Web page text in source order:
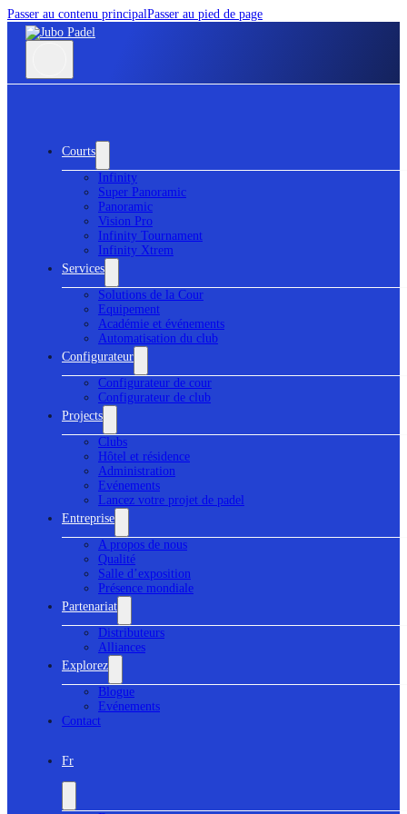
Passer au contenu principalPasser au pied de page
Courts
Infinity
Super Panoramic
Panoramic
Vision Pro
Infinity Tournament
Infinity Xtrem
Services
Solutions de la Cour
Equipement
Académie et événements
Automatisation du club
Configurateur
Configurateur de cour
Configurateur de club
Projects
Clubs
Hôtel et résidence
Administration
Evénements
Lancez votre projet de padel
Entreprise
A propos de nous
Qualité
Salle d’exposition
Présence mondiale
Partenariat
Distributeurs
Alliances
Explorez
Blogue
Evénements
Contact
Fr